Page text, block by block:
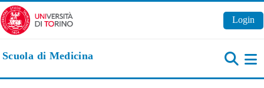
Vai al contenuto principale
Login
Scuola di Medicina